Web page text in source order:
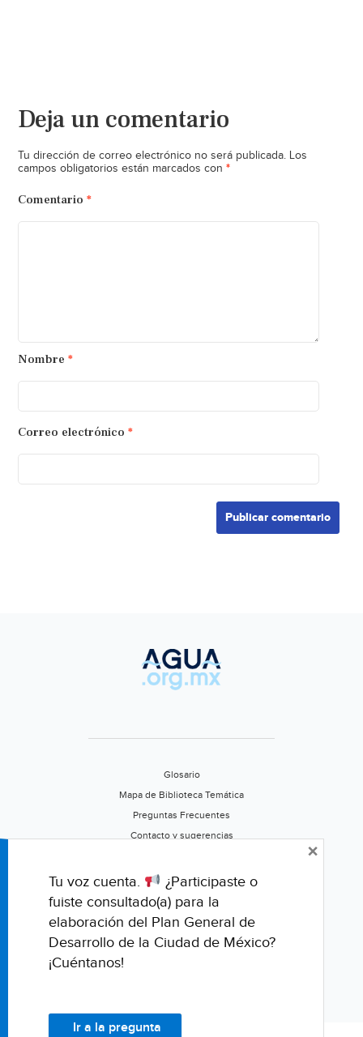
Deja un comentario
Tu dirección de correo electrónico no será publicada. Los
campos obligatorios están marcados con *
Comentario *
Nombre *
Correo electrónico *
Glosario
Mapa de Biblioteca Temática
Preguntas Frecuentes
Contacto y sugerencias
Califica este portal
Tu voz cuenta.
¿Participaste o
fuiste consultado(a) para la
elaboración del Plan General de
Desarrollo de la Ciudad de México?
¡Cuéntanos!
Ir a la pregunta
×